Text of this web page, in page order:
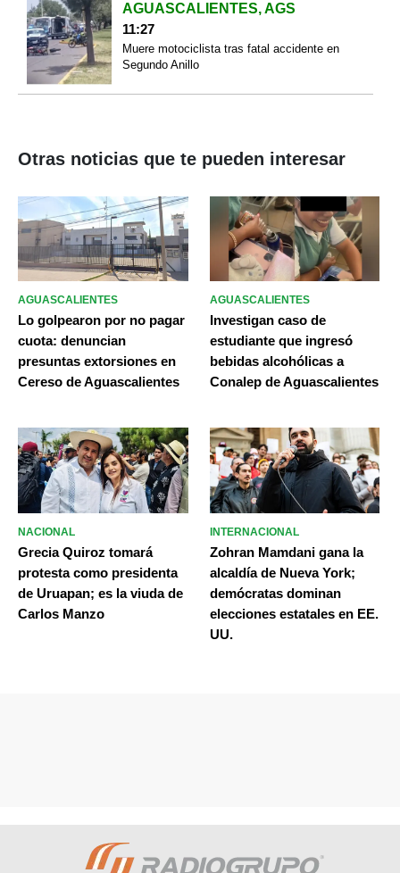
AGUASCALIENTES, AGS
11:27
Muere motociclista tras fatal accidente en
Segundo Anillo
Otras noticias que te pueden interesar
AGUASCALIENTES
Lo golpearon por no pagar
cuota: denuncian
presuntas extorsiones en
Cereso de Aguascalientes
AGUASCALIENTES
Investigan caso de
estudiante que ingresó
bebidas alcohólicas a
Conalep de Aguascalientes
NACIONAL
Grecia Quiroz tomará
protesta como presidenta
de Uruapan; es la viuda de
Carlos Manzo
INTERNACIONAL
Zohran Mamdani gana la
alcaldía de Nueva York;
demócratas dominan
elecciones estatales en EE.
UU.